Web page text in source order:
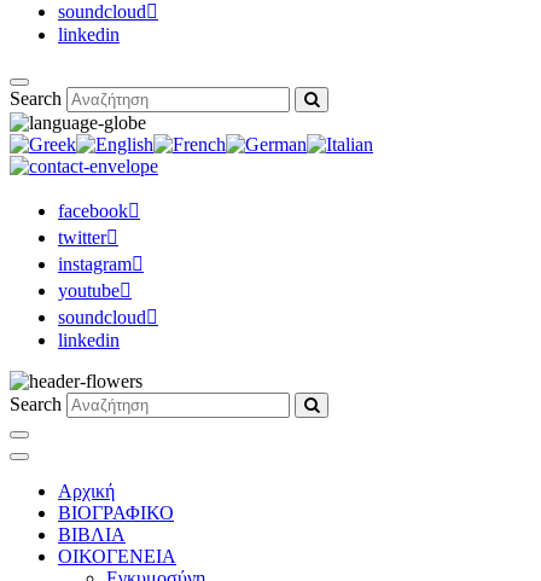
soundcloud
linkedin
Search
facebook
twitter
instagram
youtube
soundcloud
linkedin
Search
Αρχική
ΒΙΟΓΡΑΦΙΚΟ
ΒΙΒΛΙΑ
ΟΙΚΟΓΕΝΕΙΑ